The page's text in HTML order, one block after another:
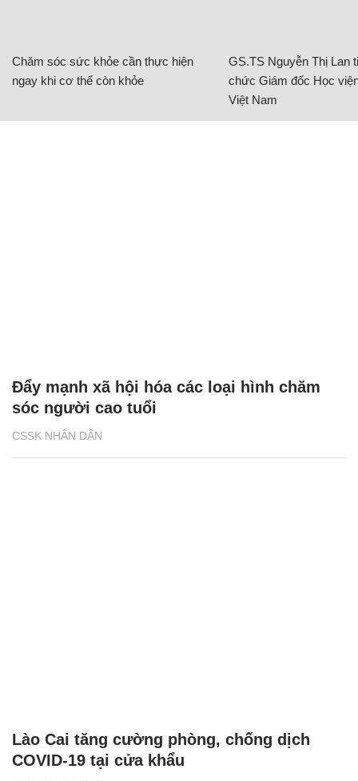
Chăm sóc sức khỏe cần thực hiện
ngay khi cơ thể còn khỏe
GS.TS Nguyễn Thị Lan
chức Giám đốc Học
Việt Nam
CSSK NHÂN DÂN
Đẩy mạnh xã hội hóa các loại hình chăm
sóc người cao tuổi
Lào Cai tăng cường phòng, chống dịch
COVID-19 tại cửa khẩu